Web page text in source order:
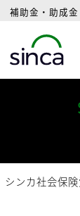
補助金・助成
シンカ社会保